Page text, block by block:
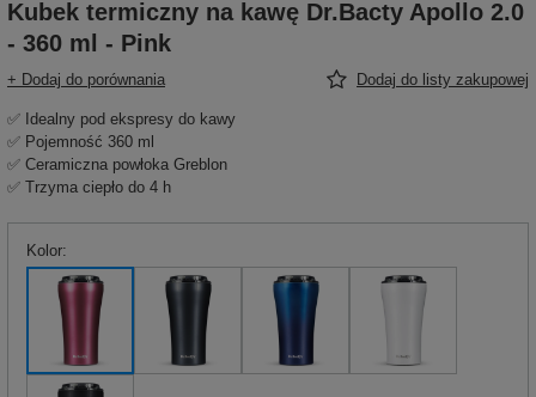
Kubek termiczny na kawę Dr.Bacty Apollo 2.0
- 360 ml - Pink
+ Dodaj do porównania Dodaj do listy zakupowej
✅ Idealny pod ekspresy do kawy
✅ Pojemność 360 ml
✅ Ceramiczna powłoka Greblon
✅ Trzyma ciepło do 4 h
Kolor